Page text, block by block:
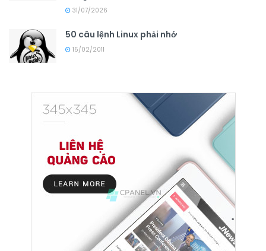
31/07/2026
50 câu lệnh Linux phải nhớ
15/02/2011